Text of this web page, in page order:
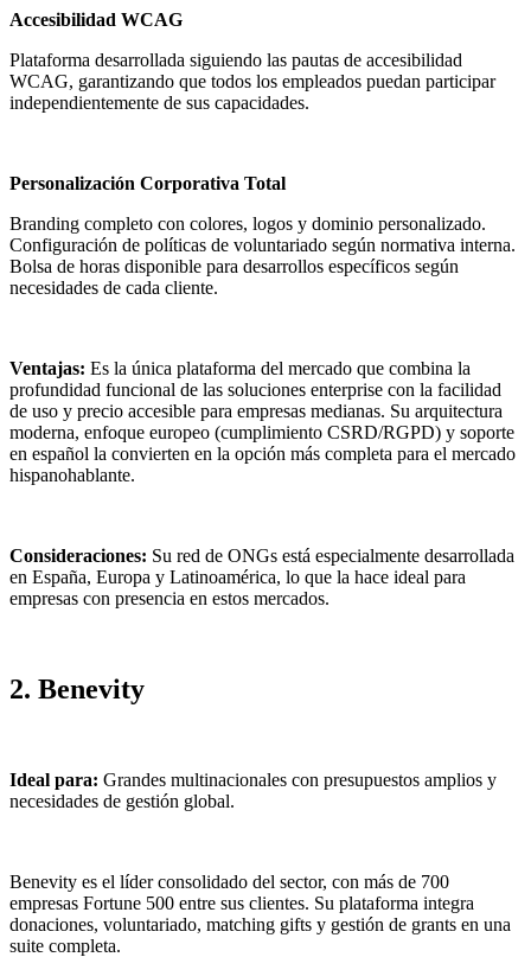
Accesibilidad WCAG
Plataforma desarrollada siguiendo las pautas de accesibilidad
WCAG, garantizando que todos los empleados puedan participar
independientemente de sus capacidades.
Personalización Corporativa Total
Branding completo con colores, logos y dominio personalizado.
Configuración de políticas de voluntariado según normativa interna.
Bolsa de horas disponible para desarrollos específicos según
necesidades de cada cliente.
Ventajas: Es la única plataforma del mercado que combina la
profundidad funcional de las soluciones enterprise con la facilidad
de uso y precio accesible para empresas medianas. Su arquitectura
moderna, enfoque europeo (cumplimiento CSRD/RGPD) y soporte
en español la convierten en la opción más completa para el mercado
hispanohablante.
Consideraciones: Su red de ONGs está especialmente desarrollada
en España, Europa y Latinoamérica, lo que la hace ideal para
empresas con presencia en estos mercados.
2. Benevity
Ideal para: Grandes multinacionales con presupuestos amplios y
necesidades de gestión global.
Benevity es el líder consolidado del sector, con más de 700
empresas Fortune 500 entre sus clientes. Su plataforma integra
donaciones, voluntariado, matching gifts y gestión de grants en una
suite completa.